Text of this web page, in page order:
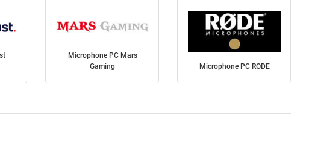
Microphone PC Mars
Gaming
Microphone PC RODE